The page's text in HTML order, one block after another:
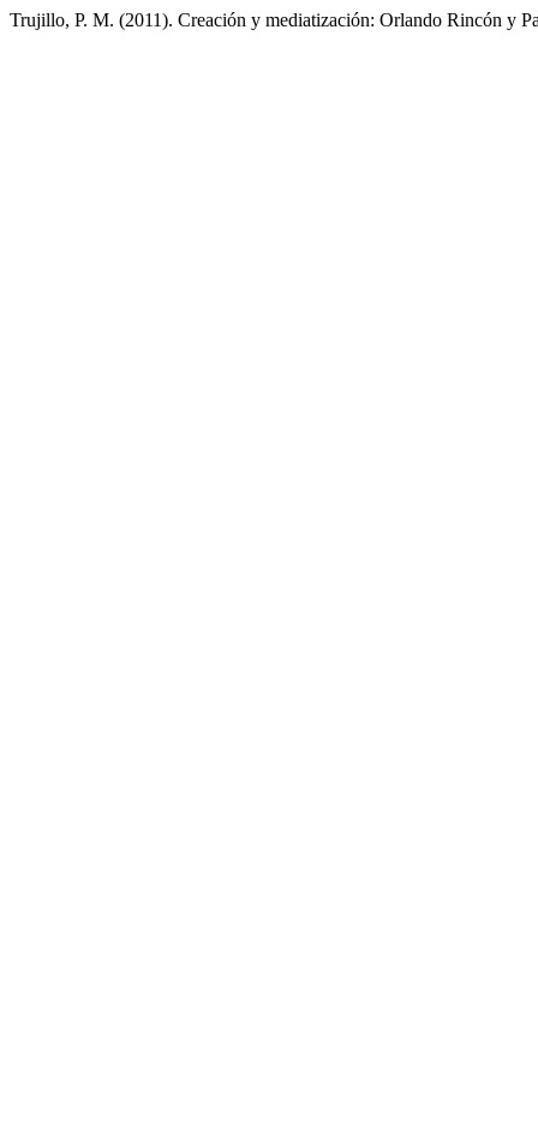
Trujillo, P. M. (2011). Creación y mediatización: Orlando Rincón y